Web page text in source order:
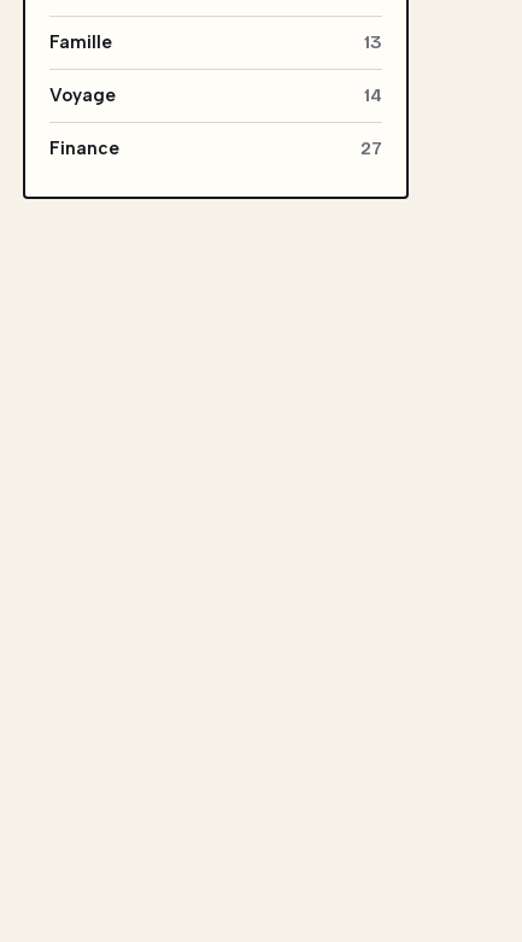
Famille 13
Voyage 14
Finance 27